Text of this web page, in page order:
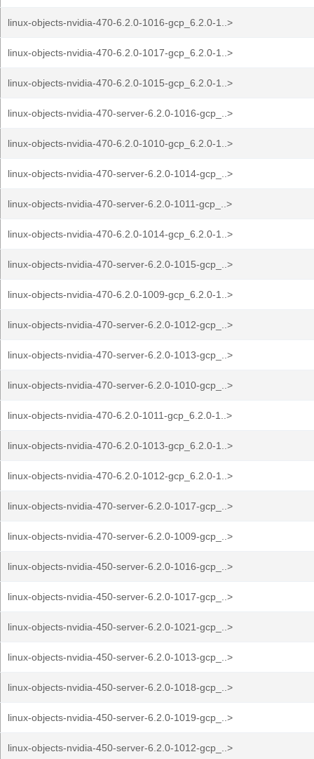
linux-objects-nvidia-470-6.2.0-1016-gcp_6.2.0-1..>
linux-objects-nvidia-470-6.2.0-1017-gcp_6.2.0-1..>
linux-objects-nvidia-470-6.2.0-1015-gcp_6.2.0-1..>
linux-objects-nvidia-470-server-6.2.0-1016-gcp_..>
linux-objects-nvidia-470-6.2.0-1010-gcp_6.2.0-1..>
linux-objects-nvidia-470-server-6.2.0-1014-gcp_..>
linux-objects-nvidia-470-server-6.2.0-1011-gcp_..>
linux-objects-nvidia-470-6.2.0-1014-gcp_6.2.0-1..>
linux-objects-nvidia-470-server-6.2.0-1015-gcp_..>
linux-objects-nvidia-470-6.2.0-1009-gcp_6.2.0-1..>
linux-objects-nvidia-470-server-6.2.0-1012-gcp_..>
linux-objects-nvidia-470-server-6.2.0-1013-gcp_..>
linux-objects-nvidia-470-server-6.2.0-1010-gcp_..>
linux-objects-nvidia-470-6.2.0-1011-gcp_6.2.0-1..>
linux-objects-nvidia-470-6.2.0-1013-gcp_6.2.0-1..>
linux-objects-nvidia-470-6.2.0-1012-gcp_6.2.0-1..>
linux-objects-nvidia-470-server-6.2.0-1017-gcp_..>
linux-objects-nvidia-470-server-6.2.0-1009-gcp_..>
linux-objects-nvidia-450-server-6.2.0-1016-gcp_..>
linux-objects-nvidia-450-server-6.2.0-1017-gcp_..>
linux-objects-nvidia-450-server-6.2.0-1021-gcp_..>
linux-objects-nvidia-450-server-6.2.0-1013-gcp_..>
linux-objects-nvidia-450-server-6.2.0-1018-gcp_..>
linux-objects-nvidia-450-server-6.2.0-1019-gcp_..>
linux-objects-nvidia-450-server-6.2.0-1012-gcp_..>